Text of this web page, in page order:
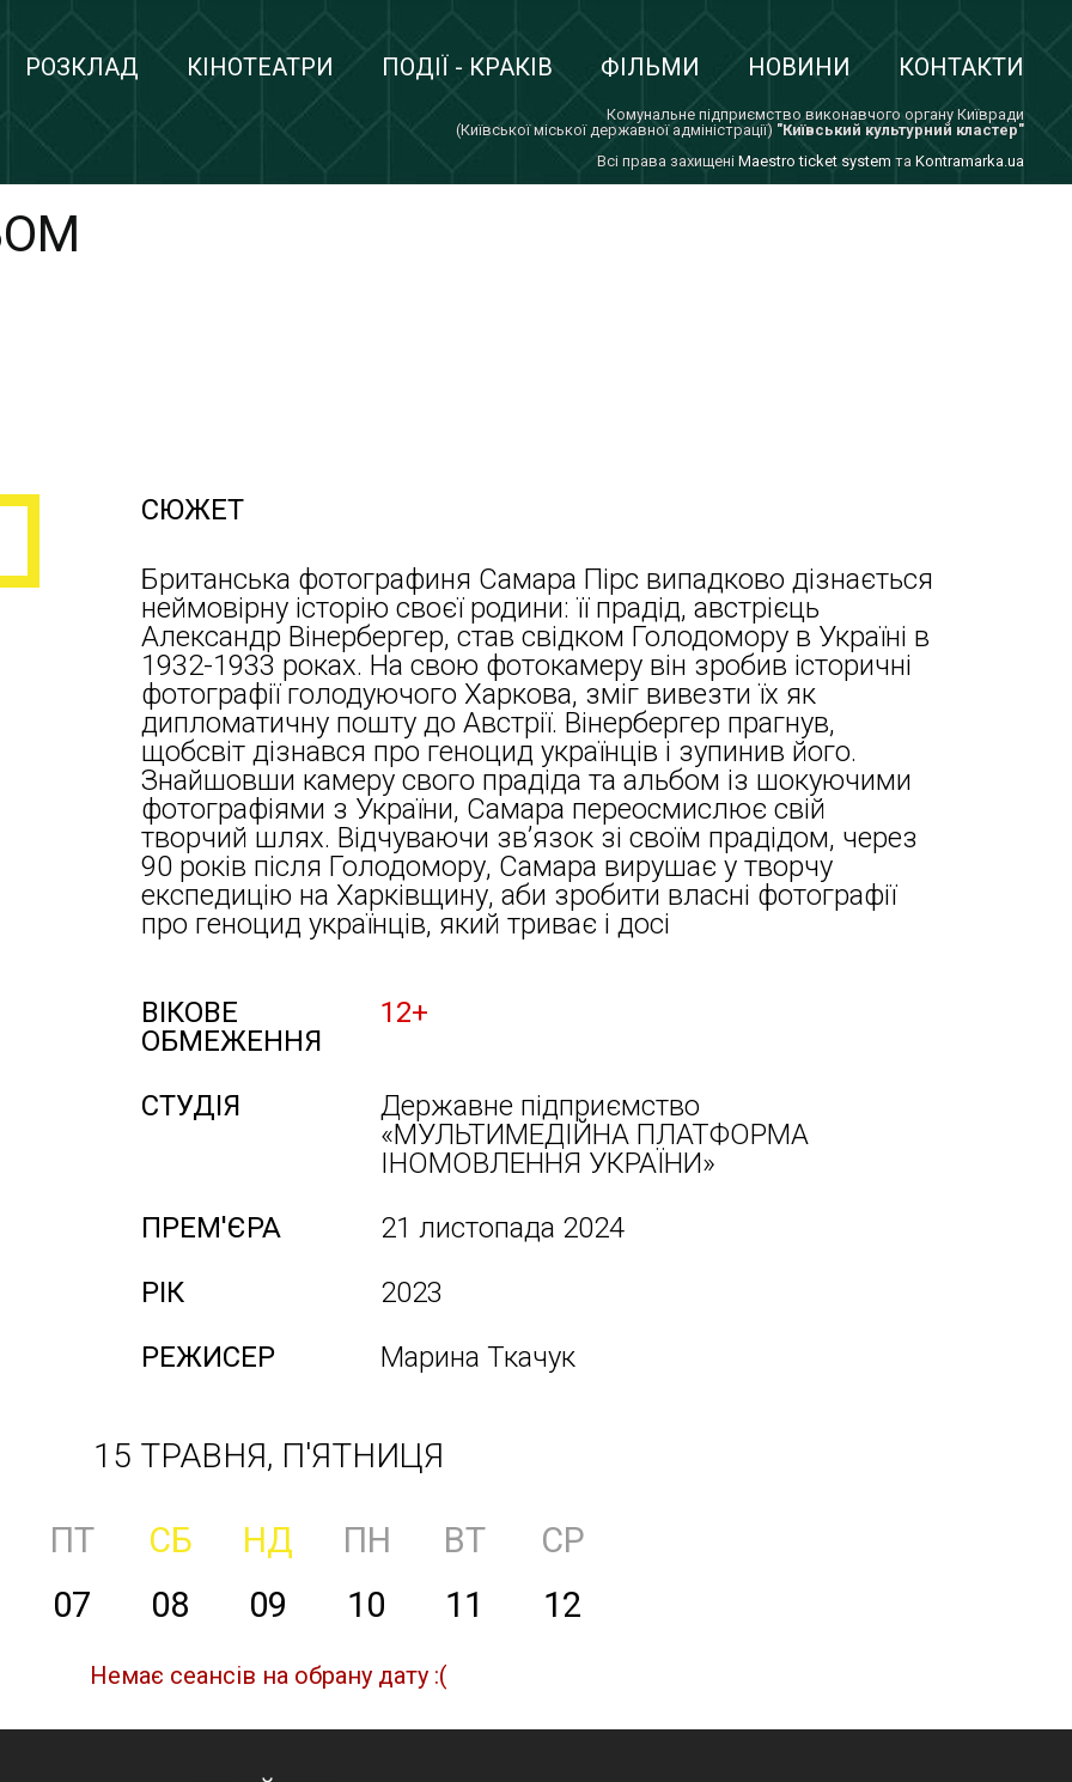
РОЗКЛАД КІНОТЕАТРИ ПОДІЇ - КРАКІВ ФІЛЬМИ НОВИНИ КОНТАКТИ
Комунальне підприємство виконавчого органу Київради
(Київської міської державної адміністрації) "Київський культурний кластер"
Всi права захищенi Maestro ticket system та Kontramarka.ua
СЮЖЕТ
Британська фотографиня Самара Пірс випадково дізнається
неймовірну історію своєї родини: її прадід, австрієць
Александр Вінербергер, став свідком Голодомору в Україні в
1932-1933 роках. На свою фотокамеру він зробив історичні
фотографії голодуючого Харкова, зміг вивезти їх як
дипломатичну пошту до Австрії. Вінербергер прагнув,
щобсвіт дізнався про геноцид українців і зупинив його.
Знайшовши камеру свого прадіда та альбом із шокуючими
фотографіями з України, Самара переосмислює свій
творчий шлях. Відчуваючи зв’язок зі своїм прадідом, через
90 років після Голодомору, Самара вирушає у творчу
експедицію на Харківщину, аби зробити власні фотографії
про геноцид українців, який триває і досі
ВІКОВЕ
ОБМЕЖЕННЯ
12+
СТУДІЯ
Державне підприємство
«МУЛЬТИМЕДІЙНА ПЛАТФОРМА
ІНОМОВЛЕННЯ УКРАЇНИ»
ПРЕМ'ЄРА
21 листопада 2024
РІК
2023
РЕЖИСЕР
Марина Ткачук
15 ТРАВНЯ, П'ЯТНИЦЯ
ПТ СБ НД ПН ВТ
СР
07 08 09 10 11 12
Немає сеансів на обрану дату :(